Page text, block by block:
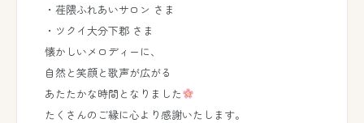
・荏隈ふれあいサロン さま
・ツクイ大分下郡 さま
懐かしいメロディーに、
自然と笑顔と歌声が広がる
あたたかな時間となりました
たくさんのご縁に心より感謝いたします。